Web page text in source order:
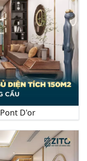
D'or